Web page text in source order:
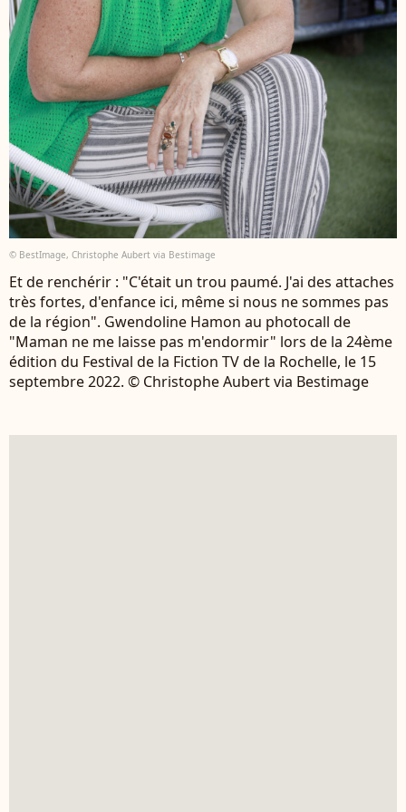
© BestImage, Christophe Aubert via Bestimage
Et de renchérir : "C'était un trou paumé. J'ai des attaches
très fortes, d'enfance ici, même si nous ne sommes pas
de la région". Gwendoline Hamon au photocall de
"Maman ne me laisse pas m'endormir" lors de la 24ème
édition du Festival de la Fiction TV de la Rochelle, le 15
septembre 2022. © Christophe Aubert via Bestimage